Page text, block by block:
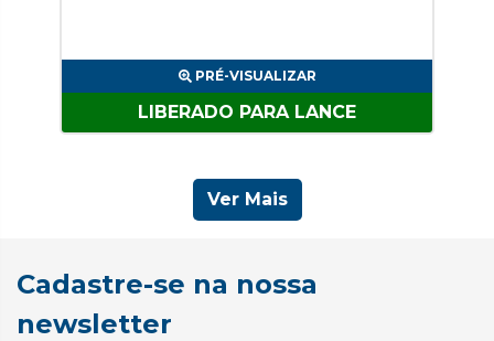
PRÉ-VISUALIZAR
LIBERADO PARA LANCE
Ver Mais
Cadastre-se na nossa
newsletter